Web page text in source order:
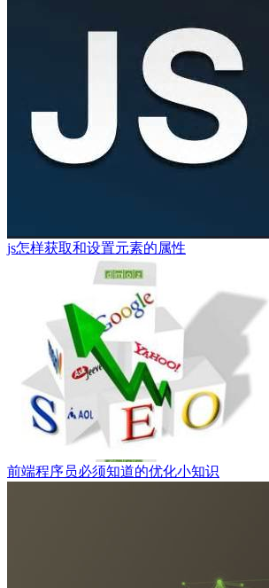
js怎样获取和设置元素的属性
前端程序员必须知道的优化小知识